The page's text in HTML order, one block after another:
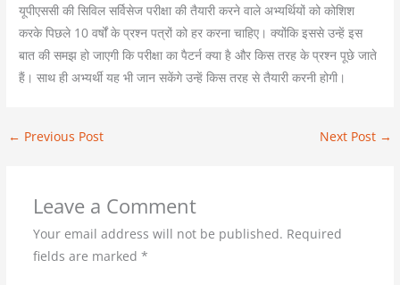
यूपीएससी की सिविल सर्विसेज परीक्षा की तैयारी करने वाले अभ्यर्थियों को कोशिश
करके पिछले 10 वर्षों के प्रश्न पत्रों को हर करना चाहिए। क्योंकि इससे उन्हें इस
बात की समझ हो जाएगी कि परीक्षा का पैटर्न क्या है और किस तरह के प्रश्न पूछे जाते
हैं। साथ ही अभ्यर्थी यह भी जान सकेंगे उन्हें किस तरह से तैयारी करनी होगी।
← Previous Post Next Post →
Leave a Comment
Your email address will not be published. Required
fields are marked *